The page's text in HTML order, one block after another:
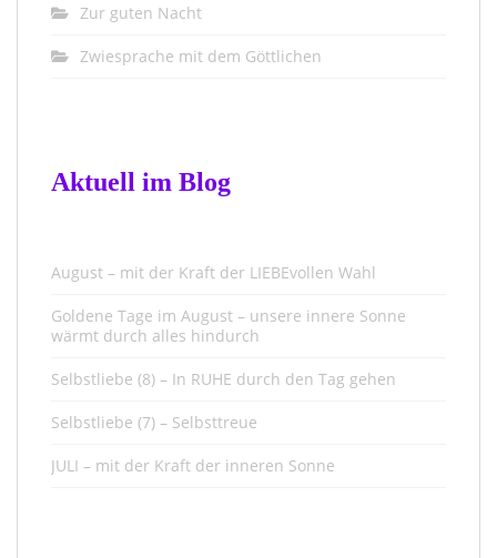
Zur guten Nacht
Zwiesprache mit dem Göttlichen
Aktuell im Blog
August – mit der Kraft der LIEBEvollen Wahl
Goldene Tage im August – unsere innere Sonne
wärmt durch alles hindurch
Selbstliebe (8) – In RUHE durch den Tag gehen
Selbstliebe (7) – Selbsttreue
JULI – mit der Kraft der inneren Sonne